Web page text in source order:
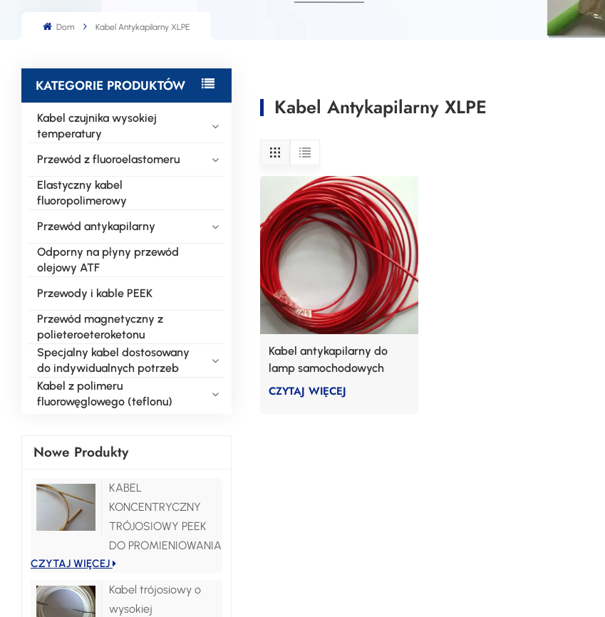
Dom Kabel Antykapilarny XLPE
KATEGORIE PRODUKTÓW
Kabel czujnika wysokiej
temperatury
Przewód z fluoroelastomeru
Elastyczny kabel
fluoropolimerowy
Przewód antykapilarny
Odporny na płyny przewód
olejowy ATF
Przewody i kable PEEK
Przewód magnetyczny z
polieteroeteroketonu
Specjalny kabel dostosowany
do indywidualnych potrzeb
Kabel z polimeru
fluorowęglowego (teflonu)
Nowe Produkty
KABEL
KONCENTRYCZNY
TRÓJOSIOWY PEEK
DO PROMIENIOWANIA
CZYTAJ WIĘCEJ
Kabel trójosiowy o
wysokiej
Kabel Antykapilarny XLPE
Kabel antykapilarny do
lamp samochodowych
CZYTAJ WIĘCEJ